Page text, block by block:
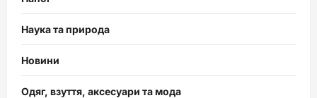
Наука та природа
Новини
Одяг, взуття, аксесуари та мода